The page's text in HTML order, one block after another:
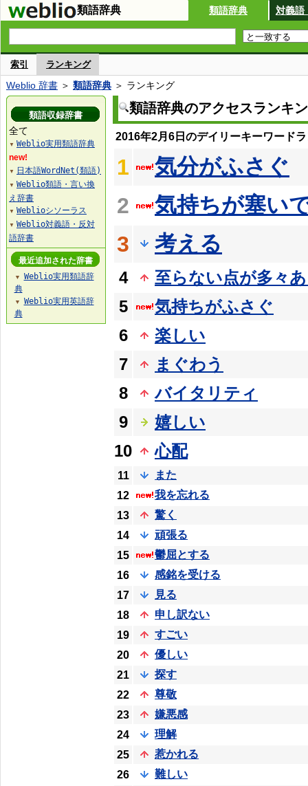
類語辞典 類語辞典 対義語
索引 ランキング
Weblio 辞書 ＞ 類語辞典 ＞ ランキング
類語辞典のアクセスランキ
2016年2月6日のデイリーキーワード
1
気分がふさぐ
2
気持ちが塞い
3
考える
4
至らない点が多々
5
気持ちがふさぐ
6
楽しい
7
まぐわう
8
バイタリティ
9
嬉しい
10
心配
11
また
12
我を忘れる
13
驚く
14
頑張る
15
鬱屈とする
16
感銘を受ける
17
見る
18
申し訳ない
19
すごい
20
優しい
21
探す
22
尊敬
23
嫌悪感
24
理解
25
惹かれる
26
難しい
類語収録辞書
全て
▼ Weblio実用類語辞典
new!
▼ 日本語WordNet(類語)
▼ Weblio類語・言い換
え辞書
▼ Weblioシソーラス
▼ Weblio対義語・反対
語辞書
最近追加された辞書
▼
Weblio実用類語辞
典
▼
Weblio実用英語辞
典